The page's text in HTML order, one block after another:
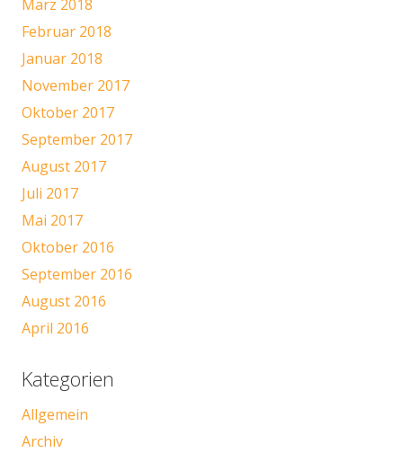
März 2018
Februar 2018
Januar 2018
November 2017
Oktober 2017
September 2017
August 2017
Juli 2017
Mai 2017
Oktober 2016
September 2016
August 2016
April 2016
Kategorien
Allgemein
Archiv